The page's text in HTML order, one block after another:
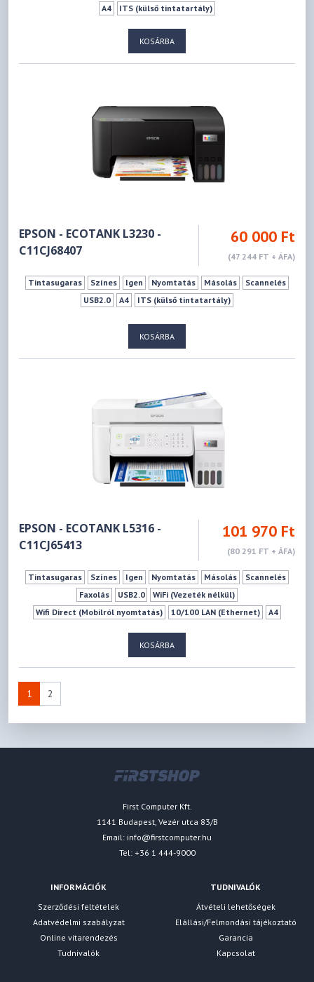
A4
ITS (külső tintatartály)
KOSÁRBA
EPSON - ECOTANK L3230 -
C11CJ68407
60 000 Ft
(47 244 FT + ÁFA)
Tintasugaras Színes Igen Nyomtatás Másolás
Scannelés
USB2.0
A4 ITS (külső tintatartály)
KOSÁRBA
EPSON - ECOTANK L5316 -
C11CJ65413
101 970 Ft
(80 291 FT + ÁFA)
Tintasugaras Színes Igen Nyomtatás Másolás
Scannelés
Faxolás
USB2.0
WiFi (Vezeték nélkül)
Wifi Direct (Mobilról nyomtatás)
10/100 LAN (Ethernet)
A4
KOSÁRBA
1 2
First Computer Kft.
1141 Budapest, Vezér utca 83/B
Email: info@firstcomputer.hu
Tel: +36 1 444-9000
INFORMÁCIÓK
Szerződési feltételek
Adatvédelmi szabályzat
Online vitarendezés
Tudnivalók
TUDNIVALÓK
Átvételi lehetőségek
Elállási/Felmondási tájékoztató
Garancia
Kapcsolat